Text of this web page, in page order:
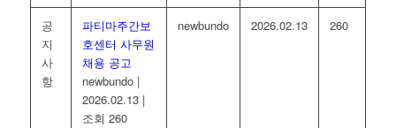
공
지
사
항
파티마주간보
호센터 사무원
채용 공고
newbundo |
2026.02.13 |
조회 260
newbundo 2026.02.13 260